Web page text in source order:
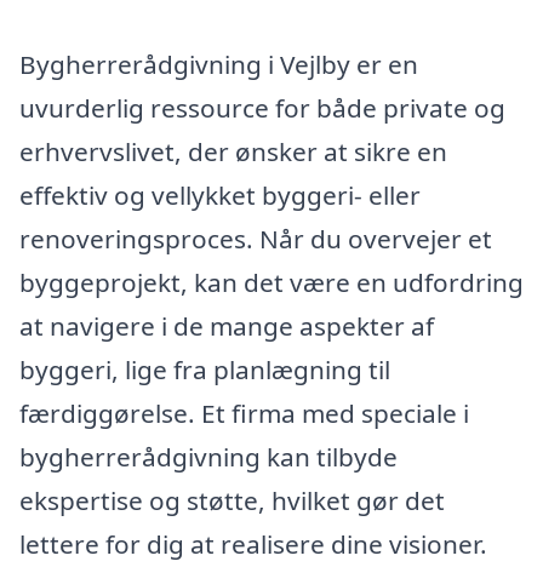
Bygherrerådgivning i Vejlby er en
uvurderlig ressource for både private og
erhvervslivet, der ønsker at sikre en
effektiv og vellykket byggeri- eller
renoveringsproces. Når du overvejer et
byggeprojekt, kan det være en udfordring
at navigere i de mange aspekter af
byggeri, lige fra planlægning til
færdiggørelse. Et firma med speciale i
bygherrerådgivning kan tilbyde
ekspertise og støtte, hvilket gør det
lettere for dig at realisere dine visioner.